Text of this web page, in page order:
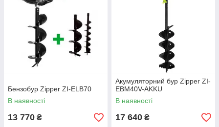
Бензобур Zipper ZI-ELB70
В наявності
13 770 ₴
Акумуляторний бур Zipper ZI-
EBM40V-AKKU
В наявності
17 640 ₴